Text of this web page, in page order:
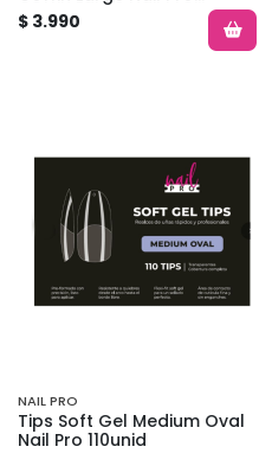
110unid
$ 3.990
NAIL PRO
Tips Soft Gel Medium Oval
Nail Pro 110unid